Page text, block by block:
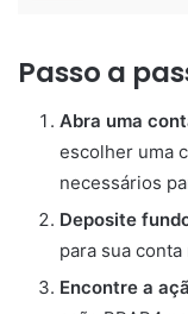
Passo a
Abra uma
escolher uma
necessários
Deposite
para sua
Encontre a